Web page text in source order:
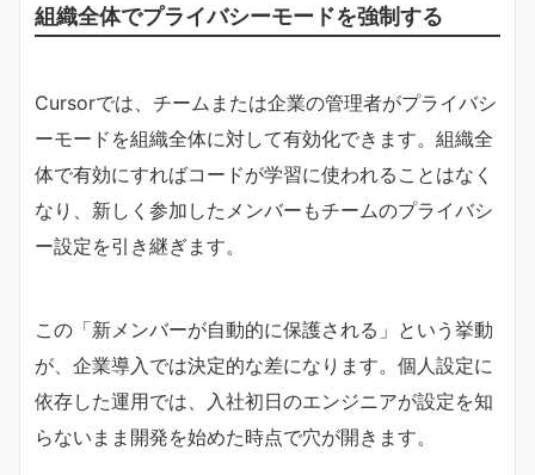
組織全体でプライバシーモードを強制する
Cursorでは、チームまたは企業の管理者がプライバシ
ーモードを組織全体に対して有効化できます。組織全
体で有効にすればコードが学習に使われることはなく
なり、新しく参加したメンバーもチームのプライバシ
ー設定を引き継ぎます。
この「新メンバーが自動的に保護される」という挙動
が、企業導入では決定的な差になります。個人設定に
依存した運用では、入社初日のエンジニアが設定を知
らないまま開発を始めた時点で穴が開きます。